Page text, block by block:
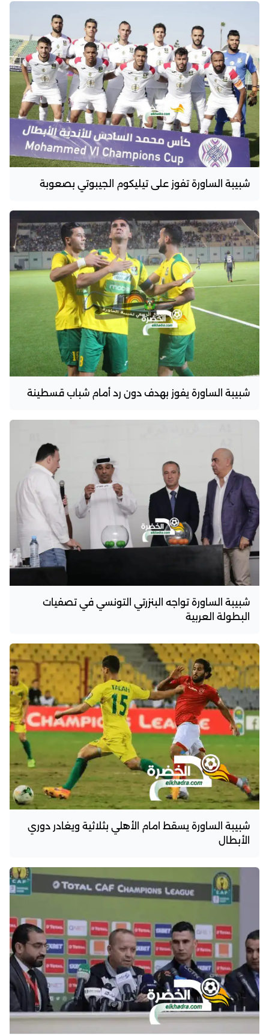
شبيبة الساورة تفوز على تيليكوم الجيبوتي بصعوبة
شبيبة الساورة يفوز بهدف دون رد أمام شباب قسطينة
شبيبة الساورة تواجه البنزرتي التونسي في تصفيات
البطولة العربية
شبيبة الساورة يسقط امام الأهلي بثلاثية ويغادر دوري
الأبطال